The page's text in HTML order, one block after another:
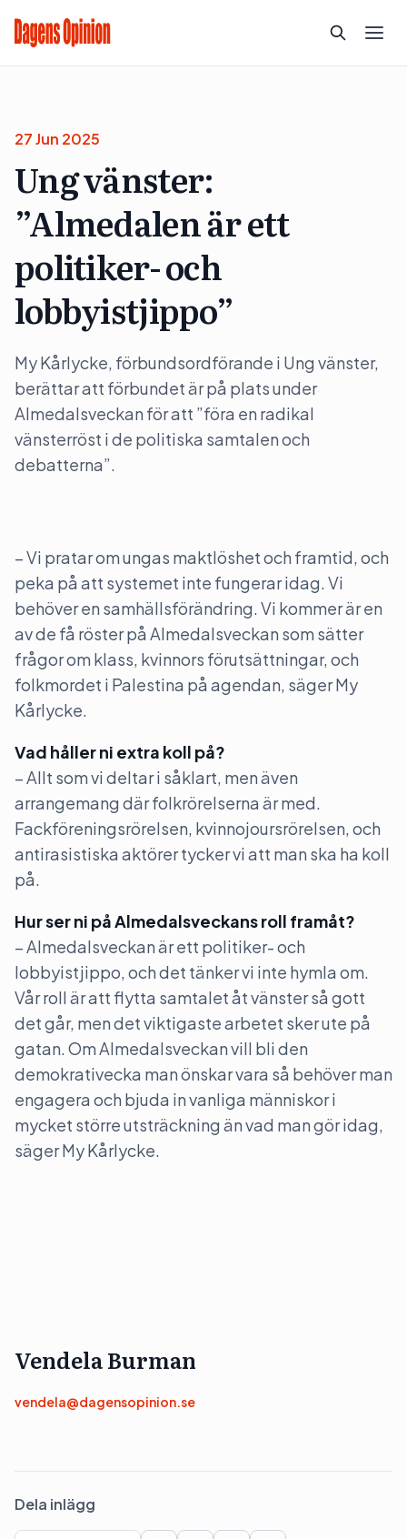
27 Jun 2025
Ung vänster:
”Almedalen är ett
politiker- och
lobbyistjippo”
My Kårlycke, förbundsordförande i Ung vänster,
berättar att förbundet är på plats under
Almedalsveckan för att ”föra en radikal
vänsterröst i de politiska samtalen och
debatterna”.
– Vi pratar om ungas maktlöshet och framtid, och
peka på att systemet inte fungerar idag. Vi
behöver en samhällsförändring. Vi kommer är en
av de få röster på Almedalsveckan som sätter
frågor om klass, kvinnors förutsättningar, och
folkmordet i Palestina på agendan, säger My
Kårlycke.
Vad håller ni extra koll på?
– Allt som vi deltar i såklart, men även
arrangemang där folkrörelserna är med.
Fackföreningsrörelsen, kvinnojoursrörelsen, och
antirasistiska aktörer tycker vi att man ska ha koll
på.
Hur ser ni på Almedalsveckans roll framåt?
– Almedalsveckan är ett politiker- och
lobbyistjippo, och det tänker vi inte hymla om.
Vår roll är att flytta samtalet åt vänster så gott
det går, men det viktigaste arbetet sker ute på
gatan. Om Almedalsveckan vill bli den
demokrativecka man önskar vara så behöver man
engagera och bjuda in vanliga människor i
mycket större utsträckning än vad man gör idag,
säger My Kårlycke.
Vendela Burman
vendela@dagensopinion.se
Dela inlägg